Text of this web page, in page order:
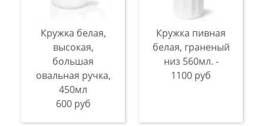
Кружка белая,
высокая,
большая
овальная ручка,
450мл
600 руб
Кружка пивная
белая, граненый
низ 560мл. -
1100 руб